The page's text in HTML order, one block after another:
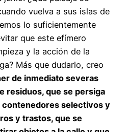
vuelva a sus islas de
lo suficientemente
que este efímero
y la acción de la
Más que dudarlo, creo
de inmediato severas
residuos, que se persiga
contenedores selectivos y
y trastos, que se